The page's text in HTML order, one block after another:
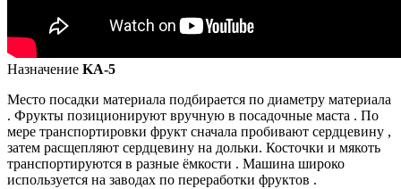
Назначение KA-5
Место посадки материала подбирается по диаметру материала
. Фрукты позиционируют вручную в посадочные маста . По
мере транспортировки фрукт сначала пробивают сердцевину ,
затем расщепляют сердцевину на дольки. Косточки и мякоть
транспортируются в разные ёмкости . Машина широко
используется на заводах по переработки фруктов .